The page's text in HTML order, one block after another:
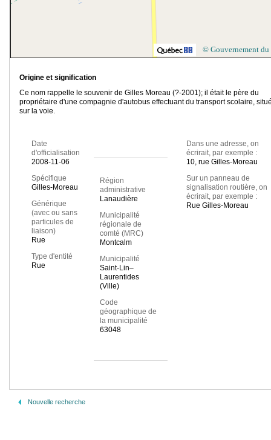
© Gouvernement du
Origine et signification
Ce nom rappelle le souvenir de Gilles Moreau (?-2001); il était le père du
propriétaire d'une compagnie d'autobus effectuant du transport scolaire,
sur la voie.
Date
d'officialisation
2008-11-06
Spécifique
Gilles-Moreau
Générique
(avec ou sans
particules de
liaison)
Rue
Type d'entité
Rue
Région
administrative
Lanaudière
Municipalité
régionale de
comté (MRC)
Montcalm
Municipalité
Saint-Lin–
Laurentides
(Ville)
Code
géographique de
la municipalité
63048
Dans une adresse, on
écrirait, par exemple :
10, rue Gilles-Moreau
Sur un panneau de
signalisation routière, on
écrirait, par exemple :
Rue Gilles-Moreau
Nouvelle recherche